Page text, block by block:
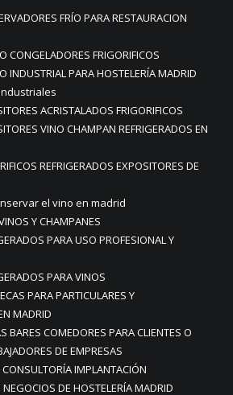
FRÍO PARA RESTAURACION
CONGELADORES FRIGORIFICOS
INDUSTRIAL PARA HOSTELERÍA MADRID
ACRISTALADOS FRIGORIFICOS
VINO CHAMPAN REFRIGERADOS EN
REFRIGERADOS EXPOSITORES DE
el vino en madrid
Y CHAMPANES
PARA USO PROFESIONAL Y
PARA VINOS
PARA PARTICULARES Y
MADRID
BARES COMEDORES PARA CLIENTES O
DE EMPRESAS
IMPLANTACIÓN
DE HOSTELERÍA MADRID